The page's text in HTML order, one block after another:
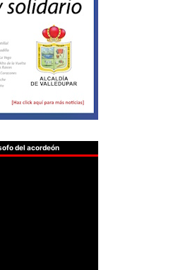
del acordeón